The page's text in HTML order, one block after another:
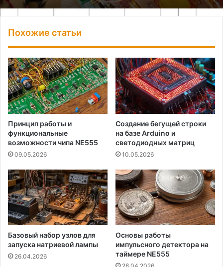
Похожие статьи
Принцип работы и
функциональные
возможности чипа NE555
09.05.2026
Создание бегущей строки
на базе Arduino и
светодиодных матриц
10.05.2026
Базовый набор узлов для
запуска натриевой лампы
26.04.2026
Основы работы
импульсного детектора на
таймере NE555